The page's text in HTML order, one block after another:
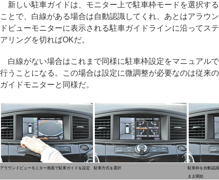
新しい駐車ガイドは、モニター上で駐車枠モードを選択する
ことで、白線がある場合は自動認識してくれ、あとはアラウン
ドビューモニターに表示される駐車ガイドラインに沿ってステ
アリングを切ればOKだ。
白線がない場合はこれまで同様に駐車枠設定をマニュアルで
行うことになる。この場合は設定に微調整が必要なのは従来の
ガイドモニターと同様だ。
アラウンドビューモニター画面で駐車ガイドを設定 駐車方式を選択
駐車枠を自動認
まま開始